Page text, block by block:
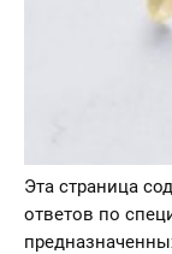
Эта страница
ответов по